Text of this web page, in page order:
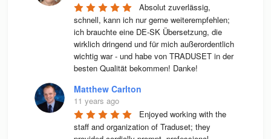
Absolut zuverlässig,
schnell, kann ich nur gerne weiterempfehlen;
ich brauchte eine DE-SK Übersetzung, die
wirklich dringend und für mich außerordentlich
wichtig war - und habe von TRADUSET in der
besten Qualität bekommen! Danke!
Matthew Carlton
11 years ago
Enjoyed working with the
staff and organization of Traduset; they